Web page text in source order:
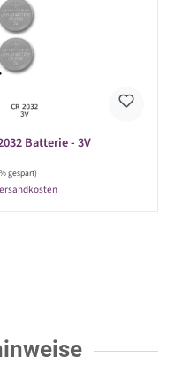
Batterie - 3V
gespart)